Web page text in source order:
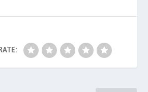
A
p
p
dI
n
t